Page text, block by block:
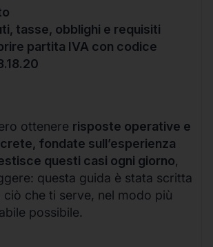
tasse, obblighi e requisiti
partita IVA con codice
ottenere risposte operative e
fondate sull’esperienza
questi casi ogni giorno,
questa guida è stata scritta
che ti serve, nel modo più
possibile.